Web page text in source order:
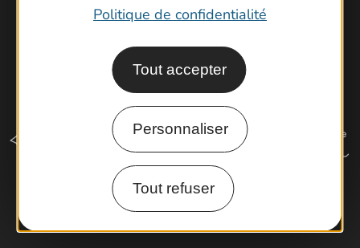
Politique de confidentialité
Tout accepter
Personnaliser
Tout refuser
Comment venir ?